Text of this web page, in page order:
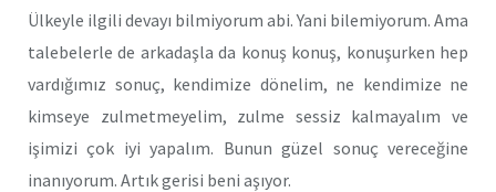
Ülkeyle ilgili devayı bilmiyorum abi. Yani bilemiyorum. Ama
talebelerle de arkadaşla da konuş konuş, konuşurken hep
vardığımız sonuç, kendimize dönelim, ne kendimize ne
kimseye zulmetmeyelim, zulme sessiz kalmayalım ve
işimizi çok iyi yapalım. Bunun güzel sonuç vereceğine
inanıyorum. Artık gerisi beni aşıyor.